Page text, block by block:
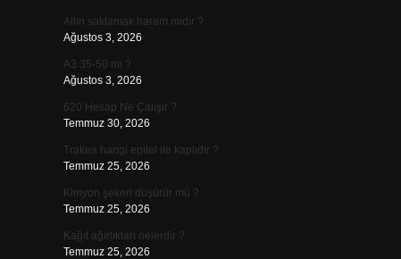
Altın saklamak haram mıdır ?
Ağustos 3, 2026
A3 35-50 mi ?
Ağustos 3, 2026
620 Hesap Ne Çalışır ?
Temmuz 30, 2026
Trakea hangi epitel ile kaplıdır ?
Temmuz 25, 2026
Kimyon şekeri düşürür mü ?
Temmuz 25, 2026
Kağıt ağırlıkları nelerdir ?
Temmuz 25, 2026